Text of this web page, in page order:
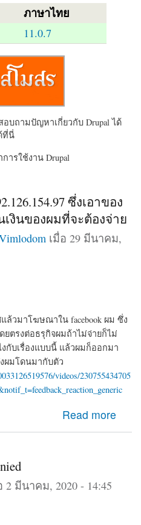
ภาษาไทย
11.0.7
บถามปัญหาเกี่ยวกับ Drupal ได้
ที่นี่
ารใช้งาน Drupal
ซึ่งเอาของ
งินของผมที่จะต้องจ่าย
เมื่อ 29 มีนาคม,
ล้วมาโฆษณาใน facebook ผม ซึ่ง
ยตรงต่อธรุกิจผมถ้าไม่จ่ายก็ไม่
กับเรื่องแบบนี้ แล้วผมก็ออกมา
ผมโดนมากับตัว
videos/230755434705
Read more
ซึ่งเอาของตัว
งเป็นเงินของผมที่จะต้องจ่าย
2 มีนาคม, 2020 - 14:45